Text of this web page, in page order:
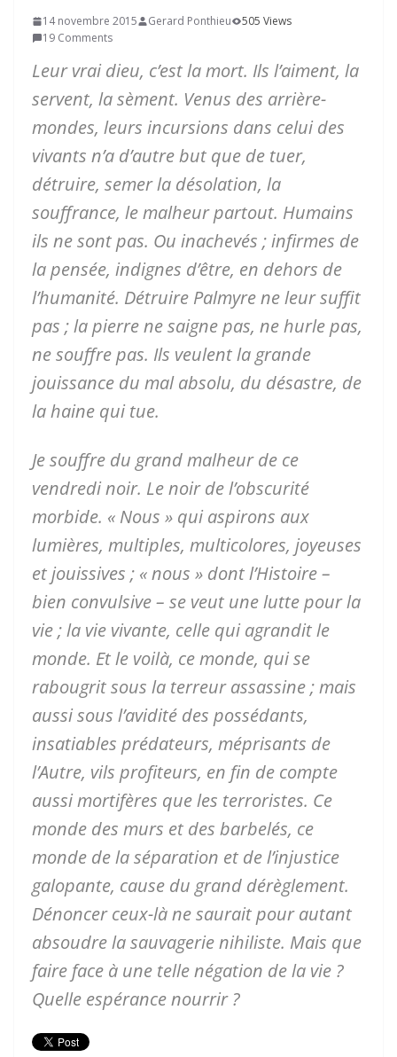
14 novembre 2015 Gerard Ponthieu
505 Views
19 Comments
Leur vrai dieu, c’est la mort. Ils l’aiment, la
servent, la sèment. Venus des arrière-
mondes, leurs incursions dans celui des
vivants n’a d’autre but que de tuer,
détruire, semer la désolation, la
souffrance, le malheur partout. Humains
ils ne sont pas. Ou inachevés ; infirmes de
la pensée, indignes d’être, en dehors de
l’humanité. Détruire Palmyre ne leur suffit
pas ; la pierre ne saigne pas, ne hurle pas,
ne souffre pas. Ils veulent la grande
jouissance du mal absolu, du désastre, de
la haine qui tue.
Je souffre du grand malheur de ce
vendredi noir. Le noir de l’obscurité
morbide. « Nous » qui aspirons aux
lumières, multiples, multicolores, joyeuses
et jouissives ; « nous » dont l’Histoire –
bien convulsive – se veut une lutte pour la
vie ; la vie vivante, celle qui agrandit le
monde. Et le voilà, ce monde, qui se
rabougrit sous la terreur assassine ; mais
aussi sous l’avidité des possédants,
insatiables prédateurs, méprisants de
l’Autre, vils profiteurs, en fin de compte
aussi mortifères que les terroristes. Ce
monde des murs et des barbelés, ce
monde de la séparation et de l’injustice
galopante, cause du grand dérèglement.
Dénoncer ceux-là ne saurait pour autant
absoudre la sauvagerie nihiliste. Mais que
faire face à une telle négation de la vie ?
Quelle espérance nourrir ?